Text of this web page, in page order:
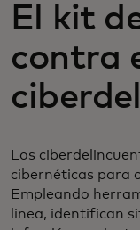
El kit
contra
Los
cibernéticas para
Empleando
línea, identifican